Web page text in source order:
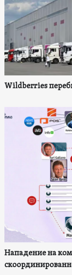
Wildberries
Нападение на